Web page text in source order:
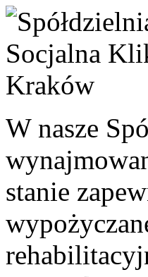
W nasze
stanie